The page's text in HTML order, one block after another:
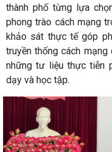
thành phố từng lựa
phong trào cách mạng
khảo sát thực tế góp
truyền thống cách
những tư liệu thực tiễn
dạy và học tập.